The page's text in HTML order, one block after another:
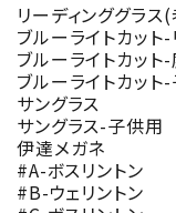
リーディンググラ
ブルーライトカッ
ブルーライトカット
ブルーライトカット
サングラス
サングラス-子供用
伊達メガネ
#A-ボスリントン
#B-ウェリントン